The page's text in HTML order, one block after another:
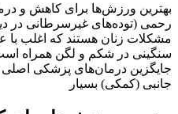
بهترین ورزش‌ها برای کاهش و
رحمی (توده‌های غیرسرطانی در
مشکلات زنان هستند که اغلب با
سنگینی در شکم و لگن همراه
جایگزین درمان‌های پزشکی اصلی
جانبی (کمکی) بسیار